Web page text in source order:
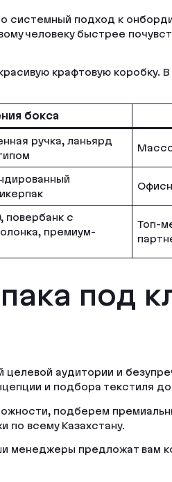
системный подход к
человеку быстрее
крафтовую
бокса
ручка, ланьярд
повербанк с
премиум-
Топ-
под
аудитории и
и подбора текстиля
подберем
по всему Казахстану.
менеджеры предложат вам